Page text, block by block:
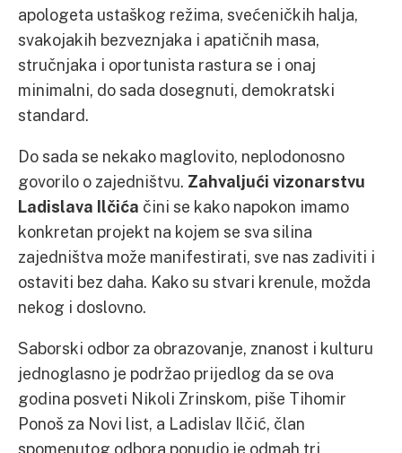
apologeta ustaškog režima, svećeničkih halja,
svakojakih bezveznjaka i apatičnih masa,
stručnjaka i oportunista rastura se i onaj
minimalni, do sada dosegnuti, demokratski
standard.
Do sada se nekako maglovito, neplodonosno
govorilo o zajedništvu. Zahvaljući vizonarstvu
Ladislava Ilčića čini se kako napokon imamo
konkretan projekt na kojem se sva silina
zajedništva može manifestirati, sve nas zadiviti i
ostaviti bez daha. Kako su stvari krenule, možda
nekog i doslovno.
Saborski odbor za obrazovanje, znanost i kulturu
jednoglasno je podržao prijedlog da se ova
godina posveti Nikoli Zrinskom, piše Tihomir
Ponoš za Novi list, a Ladislav Ilčić, član
spomenutog odbora ponudio je odmah tri